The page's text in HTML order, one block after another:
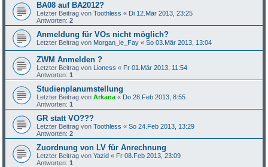
BA08 auf BA2012?
Letzter Beitrag vonToothless « Di 12.Mär 2013, 23:25
Antworten:2
Anmeldung für VOs nicht möglich?
Letzter Beitrag von Morgan_le_Fay «So 03.Mär 2013, 13:04
ZWM Anmelden ?
Letzter Beitrag von Lioness « Fr 01.Mär 2013, 11:54
Antworten:1
Studienplanumstellung
Letzter Beitrag vonArkana « Do 28.Feb 2013, 8:55
Antworten:1
GR statt VO???
Letzter Beitrag vonToothless «So 24.Feb 2013, 13:29
Antworten:2
Zuordnung von LV für Anrechnung
Letzter Beitrag vonYazid « Fr 08.Feb 2013, 23:09
Antworten:1